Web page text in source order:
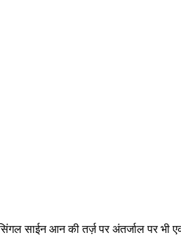
साईन आन की तर्ज़ पर अंतर्जाल पर